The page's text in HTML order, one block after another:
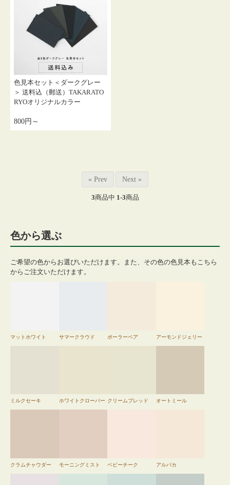
色見本セット＜ダークグレー
＞ 送料込（郵送）TAKARATO
RYOオリジナルカラー
800円～
« Prev Next »
3商品中 1-3商品
色から選ぶ
ご希望の色からお選びいただけます。また、その色の色見本もこちら
からご注文いただけます。
マットホワイト サマークラウド ポーラーベア アーモンドジェリー
ミルクセーキ ホワイトクローバー クリームブレッド オートミール
クラムチャウダー モーニングミスト ベビーチーク アルパカ